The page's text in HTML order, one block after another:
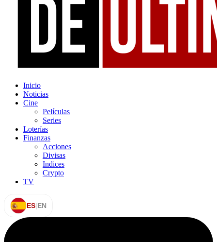
Inicio
Noticias
Cine
Películas
Series
Loterías
Finanzas
Acciones
Divisas
Indices
Crypto
TV
ES|EN